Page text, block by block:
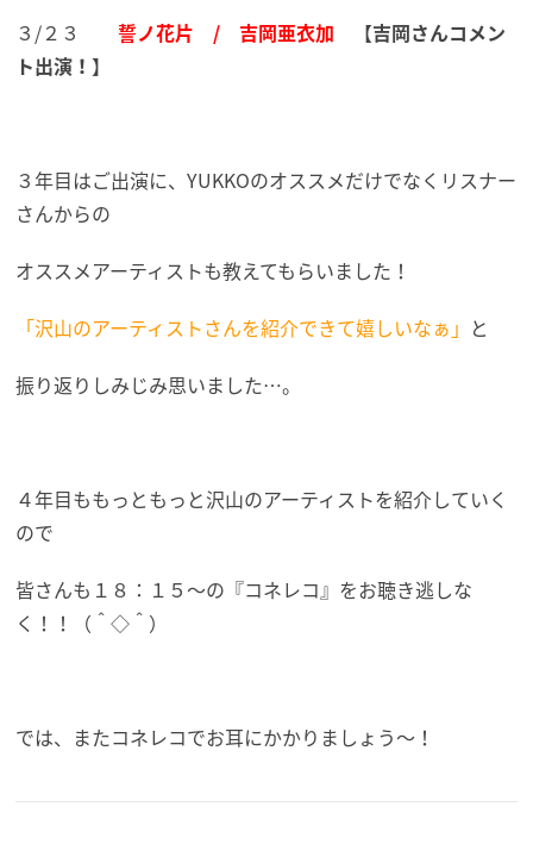
３/２３ 誓ノ花片 / 吉岡亜衣加 【吉岡さんコメン
ト出演！】
３年目はご出演に、YUKKOのオススメだけでなくリスナー
さんからの
オススメアーティストも教えてもらいました！
「沢山のアーティストさんを紹介できて嬉しいなぁ」 と
振り返りしみじみ思いました…。
４年目ももっともっと沢山のアーティストを紹介していく
ので
皆さんも１８：１５～の『コネレコ』をお聴き逃しな
く！！（＾◇＾）
では、またコネレコでお耳にかかりましょう～！